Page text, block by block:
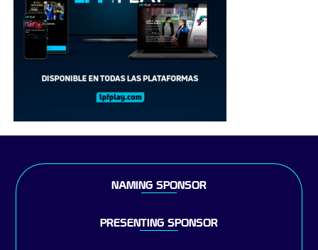
NAMING SPONSOR
PRESENTING SPONSOR